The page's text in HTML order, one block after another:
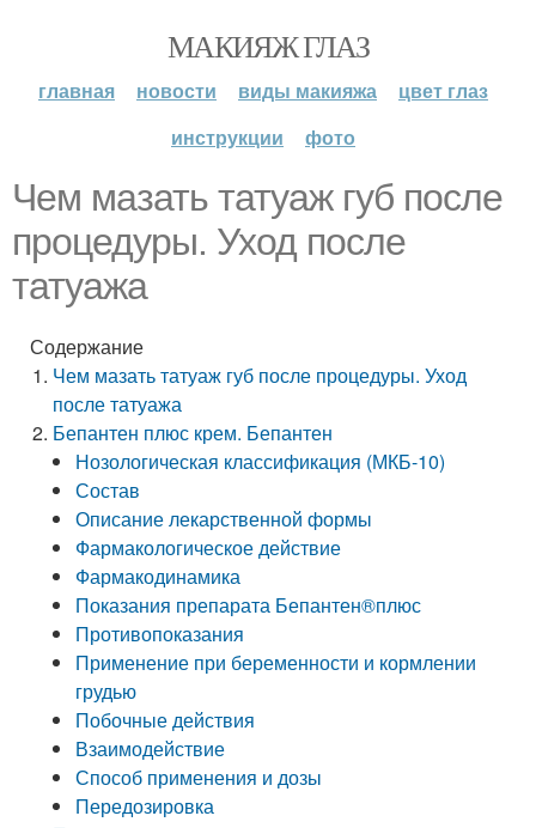
МАКИЯЖ ГЛАЗ
главная новости виды макияжа
цвет глаз
инструкции
фото
Чем мазать татуаж губ после
процедуры. Уход после
татуажа
Содержание
Чем мазать татуаж губ после процедуры. Уход
после татуажа
Бепантен плюс крем. Бепантен
Нозологическая классификация (МКБ-10)
Состав
Описание лекарственной формы
Фармакологическое действие
Фармакодинамика
Показания препарата Бепантен®плюс
Противопоказания
Применение при беременности и кормлении
грудью
Побочные действия
Взаимодействие
Способ применения и дозы
Передозировка